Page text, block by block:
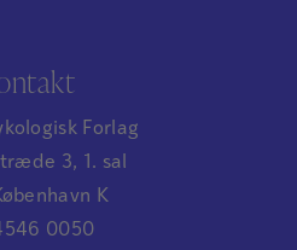
Forlag
3, 1. sal
K
0050